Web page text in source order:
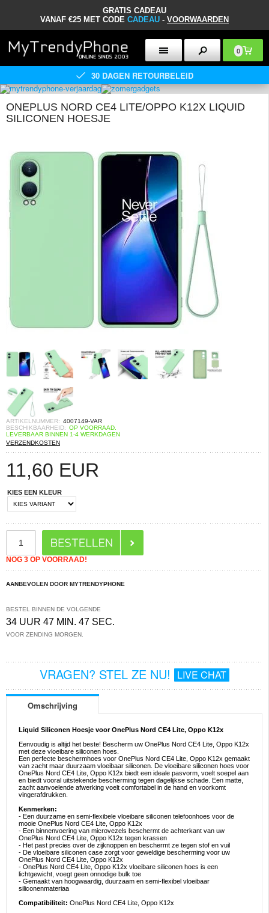
GRATIS CADEAU
VANAF €25 MET CODE CADEAU - VOORWAARDEN
0
30 DAGEN RETOURBELEID
ONEPLUS NORD CE4 LITE/OPPO K12X LIQUID
SILICONEN HOESJE
ARTIKELNUMMER: 4007149-VAR
BESCHIKBAARHEID: OP VOORRAAD.
LEVERBAAR BINNEN 1-4 WERKDAGEN
VERZENDKOSTEN
11,60 EUR
KIES EEN KLEUR
NOG 3 OP VOORRAAD!
AANBEVOLEN DOOR MYTRENDYPHONE
BESTEL BINNEN DE VOLGENDE
34 UUR 47 MIN. 46 SEC.
VOOR ZENDING MORGEN.
VRAGEN? STEL ZE NU! LIVE CHAT
Omschrijving
Liquid Siliconen Hoesje voor OnePlus Nord CE4 Lite, Oppo K12x
Eenvoudig is altijd het beste! Bescherm uw OnePlus Nord CE4 Lite, Oppo K12x
met deze vloeibare siliconen hoes.
Een perfecte beschermhoes voor OnePlus Nord CE4 Lite, Oppo K12x gemaakt
van zacht maar duurzaam vloeibaar siliconen. De vloeibare siliconen hoes voor
OnePlus Nord CE4 Lite, Oppo K12x biedt een ideale pasvorm, voelt soepel aan
en biedt vooral uitstekende bescherming tegen dagelijkse schade. Een matte,
zacht aanvoelende afwerking voelt comfortabel in de hand en voorkomt
vingerafdrukken.
Kenmerken:
- Een duurzame en semi-flexibele vloeibare siliconen telefoonhoes voor de
mooie OnePlus Nord CE4 Lite, Oppo K12x
- Een binnenvoering van microvezels beschermt de achterkant van uw
OnePlus Nord CE4 Lite, Oppo K12x tegen krassen
- Het past precies over de zijknoppen en beschermt ze tegen stof en vuil
- De vloeibare siliconen case zorgt voor geweldige bescherming voor uw
OnePlus Nord CE4 Lite, Oppo K12x
- OnePlus Nord CE4 Lite, Oppo K12x vloeibare siliconen hoes is een
lichtgewicht, voegt geen onnodige bulk toe
- Gemaakt van hoogwaardig, duurzaam en semi-flexibel vloeibaar
siliconenmateriaa
Compatibiliteit: OnePlus Nord CE4 Lite, Oppo K12x